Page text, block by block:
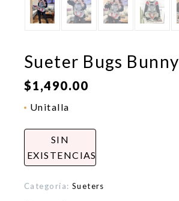
Sueter Bugs Bunny
$1,490.00
Unitalla
SIN
EXISTENCIAS
Categoría: Sueters